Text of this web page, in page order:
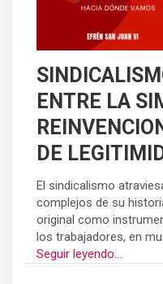
ENTRE LA
DE
El sindicalismo
complejos de su
original como
los trabajadores, en
Seguir leyendo...